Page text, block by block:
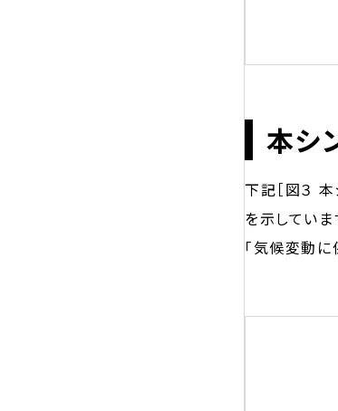
本シ
下記［図３
を示してい
「気候変動